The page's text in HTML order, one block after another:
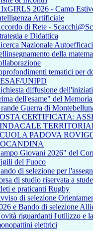
2026 - Camp
Artificiale
di Rete -
e Didattica
Nazionale
della
tematici per
UNIPD
diffusione
dell'esame" del
Guerra di
CERTIFICATA:
PADOVA
Giovani 2026" del
del Fuoco
di selezione per
di studio riservata a
e praticanti Rugby
di selezione
e Bando di selezione
riguardanti l'utilizzo e
elettrici